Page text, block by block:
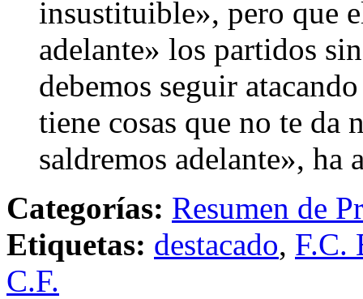
insustituible», pero que
adelante» los partidos
debemos seguir
tiene cosas que no te da
saldremos adelante»,
Categorías: Resumen de
Etiquetas: destacado, F.C.
C.F.